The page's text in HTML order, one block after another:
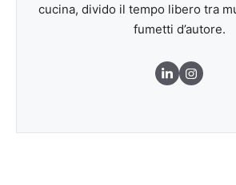
cucina, divido il tempo libero tra
fumetti d’autore.